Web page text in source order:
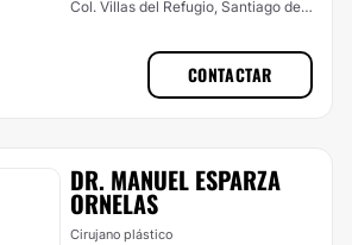
Col. Villas del Refugio, Santiago de
CONTACTAR
DR. MANUEL ESPARZA
ORNELAS
Cirujano plástico